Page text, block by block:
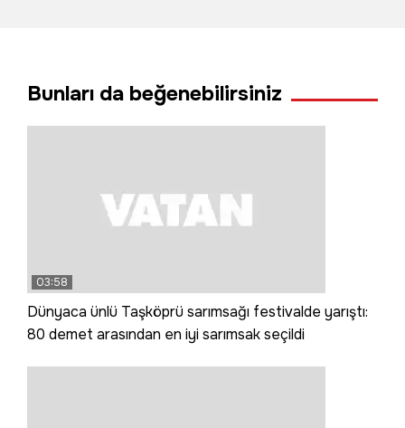
Bunları da beğenebilirsiniz
03:58
Dünyaca ünlü Taşköprü sarımsağı festivalde yarıştı:
80 demet arasından en iyi sarımsak seçildi